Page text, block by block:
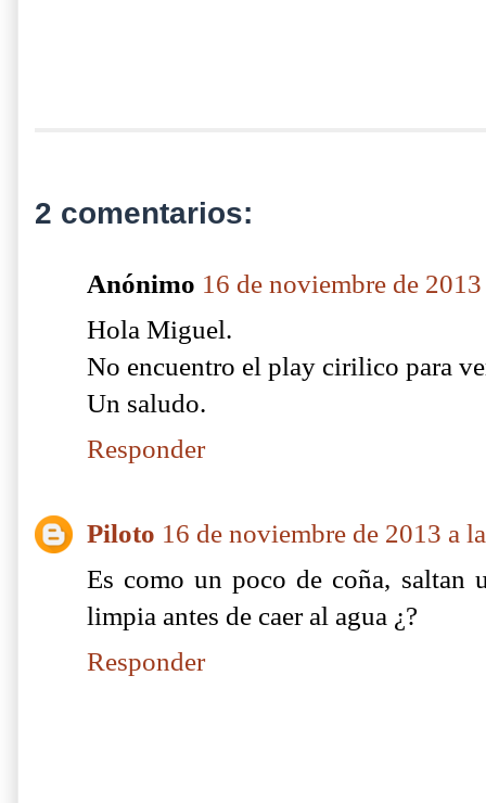
2 comentarios:
Anónimo 16 de noviembre de
Hola Miguel.
No encuentro el play cirilico para
Un saludo.
Responder
Piloto 16 de noviembre de 2013 a
Es como un poco de coña, saltan
limpia antes de caer al agua ¿?
Responder